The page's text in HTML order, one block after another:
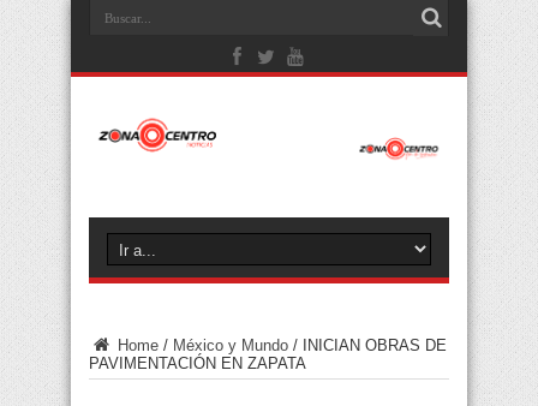
Home / México y Mundo /
INICIAN OBRAS DE
PAVIMENTACIÓN EN ZAPATA